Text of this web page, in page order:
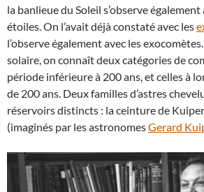
la banlieue du Soleil s’observe
étoiles. On l’avait déjà constaté avec les
l’observe également avec les
solaire, on connaît deux catégories de
période inférieure à 200 ans, et celles à
de 200 ans. Deux familles d’astres
réservoirs distincts : la ceinture de
(imaginés par les astronomesGerard